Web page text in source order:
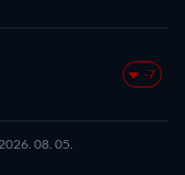
-7
08. 05.